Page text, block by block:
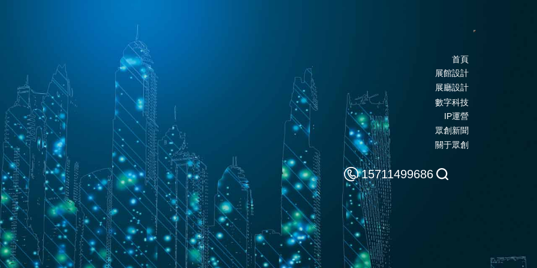
Toggle
首頁
展館設計
展廳設計
數字科技
IP運營
眾創新聞
關于眾創
15711499686